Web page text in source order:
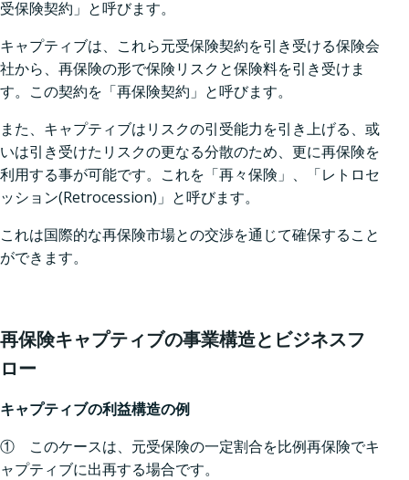
受保険契約」と呼びます。
キャプティブは、これら元受保険契約を引き受ける保険会
社から、再保険の形で保険リスクと保険料を引き受けま
す。この契約を「再保険契約」と呼びます。
また、キャプティブはリスクの引受能⼒を引き上げる、或
いは引き受けたリスクの更なる分散のため、更に再保険を
利⽤する事が可能です。これを「再々保険」、「レトロセ
ッション(Retrocession)」と呼びます。
これは国際的な再保険市場との交渉を通じて確保すること
ができます。
再保険キャプティブの事業構造とビジネスフ
ロー
キャプティブの利益構造の例
① このケースは、元受保険の⼀定割合を⽐例再保険でキ
ャプティブに出再する場合です。